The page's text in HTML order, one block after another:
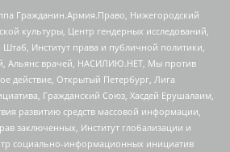
Гражданин.Армия.Право, Нижегородский
культуры, Центр гендерных исследований,
Институт права и публичной политики,
Альянс врачей, НАСИЛИЮ.НЕТ, Мы против
действие, Открытый Петербург, Лига
Гражданский Союз, Хасдей Ерушалаим,
развитию средств массовой информации,
заключенных, Институт глобализации и
социально-информационных инициатив